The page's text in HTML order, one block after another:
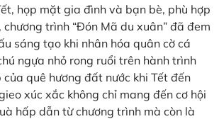
họp mặt gia đình và bạn bè, phù hợp
trình “Đón Mã du xuân” đã đem
sáng tạo khi nhân hóa quân cờ cá
ngựa nhỏ rong ruổi trên hành trình
quê hương đất nước khi Tết đến
xúc xắc không chỉ mang đến cơ hội
hấp dẫn từ chương trình mà còn là